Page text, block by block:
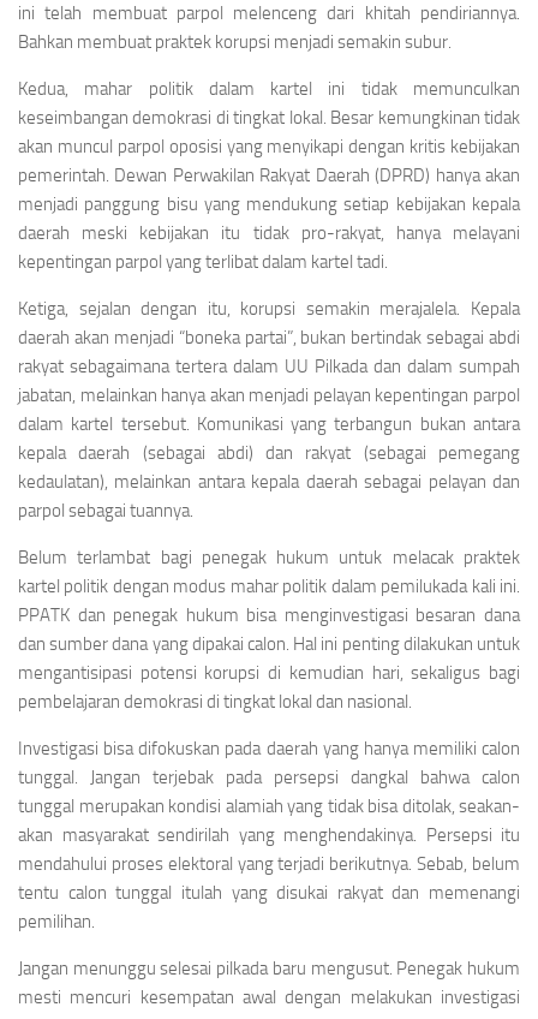
ini telah membuat parpol melenceng dari khitah pendiriannya.
Bahkan membuat praktek korupsi menjadi semakin subur.
Kedua, mahar politik dalam kartel ini tidak memunculkan
keseimbangan demokrasi di tingkat lokal. Besar kemungkinan tidak
akan muncul parpol oposisi yang menyikapi dengan kritis kebijakan
pemerintah. Dewan Perwakilan Rakyat Daerah (DPRD) hanya akan
menjadi panggung bisu yang mendukung setiap kebijakan kepala
daerah meski kebijakan itu tidak pro-rakyat, hanya melayani
kepentingan parpol yang terlibat dalam kartel tadi.
Ketiga, sejalan dengan itu, korupsi semakin merajalela. Kepala
daerah akan menjadi “boneka partai”, bukan bertindak sebagai abdi
rakyat sebagaimana tertera dalam UU Pilkada dan dalam sumpah
jabatan, melainkan hanya akan menjadi pelayan kepentingan parpol
dalam kartel tersebut. Komunikasi yang terbangun bukan antara
kepala daerah (sebagai abdi) dan rakyat (sebagai pemegang
kedaulatan), melainkan antara kepala daerah sebagai pelayan dan
parpol sebagai tuannya.
Belum terlambat bagi penegak hukum untuk melacak praktek
kartel politik dengan modus mahar politik dalam pemilukada kali ini.
PPATK dan penegak hukum bisa menginvestigasi besaran dana
dan sumber dana yang dipakai calon. Hal ini penting dilakukan untuk
mengantisipasi potensi korupsi di kemudian hari, sekaligus bagi
pembelajaran demokrasi di tingkat lokal dan nasional.
Investigasi bisa difokuskan pada daerah yang hanya memiliki calon
tunggal. Jangan terjebak pada persepsi dangkal bahwa calon
tunggal merupakan kondisi alamiah yang tidak bisa ditolak, seakan-
akan masyarakat sendirilah yang menghendakinya. Persepsi itu
mendahului proses elektoral yang terjadi berikutnya. Sebab, belum
tentu calon tunggal itulah yang disukai rakyat dan memenangi
pemilihan.
Jangan menunggu selesai pilkada baru mengusut. Penegak hukum
mesti mencuri kesempatan awal dengan melakukan investigasi